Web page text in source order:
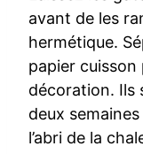
avant de les
hermétique.
papier
décoration. Ils
deux
l’abri de la